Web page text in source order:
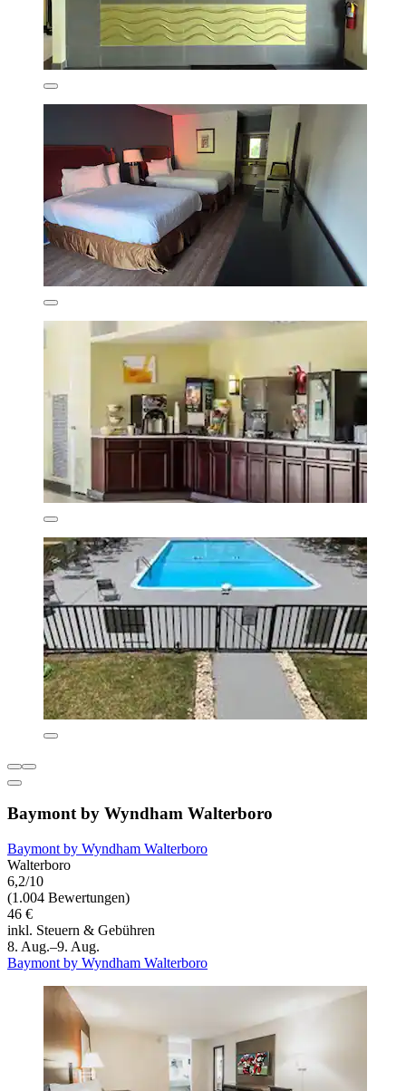
Baymont by Wyndham Walterboro
Baymont by Wyndham Walterboro
Walterboro
6,2/10
(1.004 Bewertungen)
46 €
inkl. Steuern & Gebühren
8. Aug.–9. Aug.
Baymont by Wyndham Walterboro